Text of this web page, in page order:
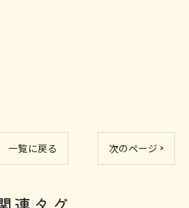
一覧に戻る 次のページ >